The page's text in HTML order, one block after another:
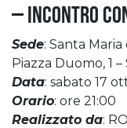
– Incontro
Sede: Santa Maria
Piazza Duomo, 1 –
Data: sabato 17
Orario: ore 21:00
Realizzato da: